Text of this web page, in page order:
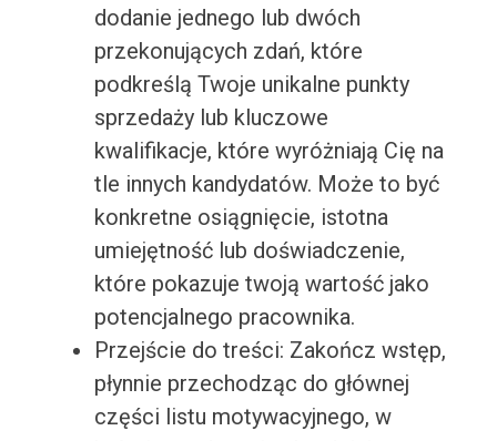
dodanie jednego lub dwóch
przekonujących zdań, które
podkreślą Twoje unikalne punkty
sprzedaży lub kluczowe
kwalifikacje, które wyróżniają Cię na
tle innych kandydatów. Może to być
konkretne osiągnięcie, istotna
umiejętność lub doświadczenie,
które pokazuje twoją wartość jako
potencjalnego pracownika.
Przejście do treści: Zakończ wstęp,
płynnie przechodząc do głównej
części listu motywacyjnego, w